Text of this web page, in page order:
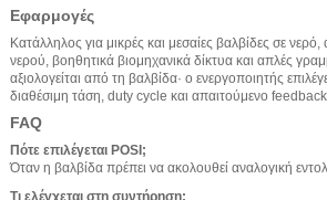
Εφαρμογές
Κατάλληλος για μικρές και μεσαίες βαλβίδες σε
νερού, βοηθητικά βιομηχανικά δίκτυα και απλές
αξιολογείται από τη βαλβίδα· ο ενεργοποιητής
διαθέσιμη τάση, duty cycle και απαιτούμενο feedback.
FAQ
Πότε επιλέγεται POSI;
Όταν η βαλβίδα πρέπει να ακολουθεί αναλογική
Τι ελέγχεται στη συντήρηση;